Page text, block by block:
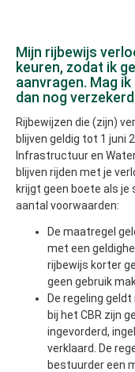
Mijn rijbewijs
keuren, zodat ik
aanvragen. Mag
dan nog
Rijbewijzen die (zijn)
blijven geldig tot 1 juni
Infrastructuur en
blijven rijden met je
krijgt geen boete als je
aantal voorwaarden:
De maatregel
met een
rijbewijs korter
geen gebruik
De regeling
bij het CBR zijn
ingevorderd,
verklaard. De
bestuurder een